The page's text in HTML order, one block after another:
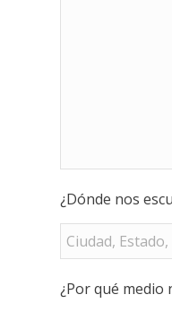
¿Dónde nos
¿Por qué medio